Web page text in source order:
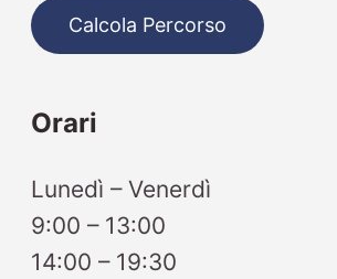
Calcola Percorso
Orari
Lunedì – Venerdì
9:00 – 13:00
14:00 – 19:30